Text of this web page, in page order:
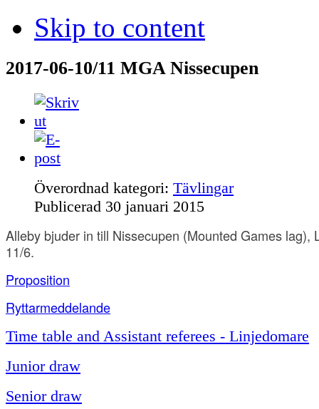
Skip to content
2017-06-10/11 MGA Nissecupen
Överordnad kategori: Tävlingar
Publicerad 30 januari 2015
Alleby bjuder in till Nissecupen (Mounted Games lag),
11/6.
Proposition
Ryttarmeddelande
Time table and Assistant referees - Linjedomare
Junior draw
Senior draw